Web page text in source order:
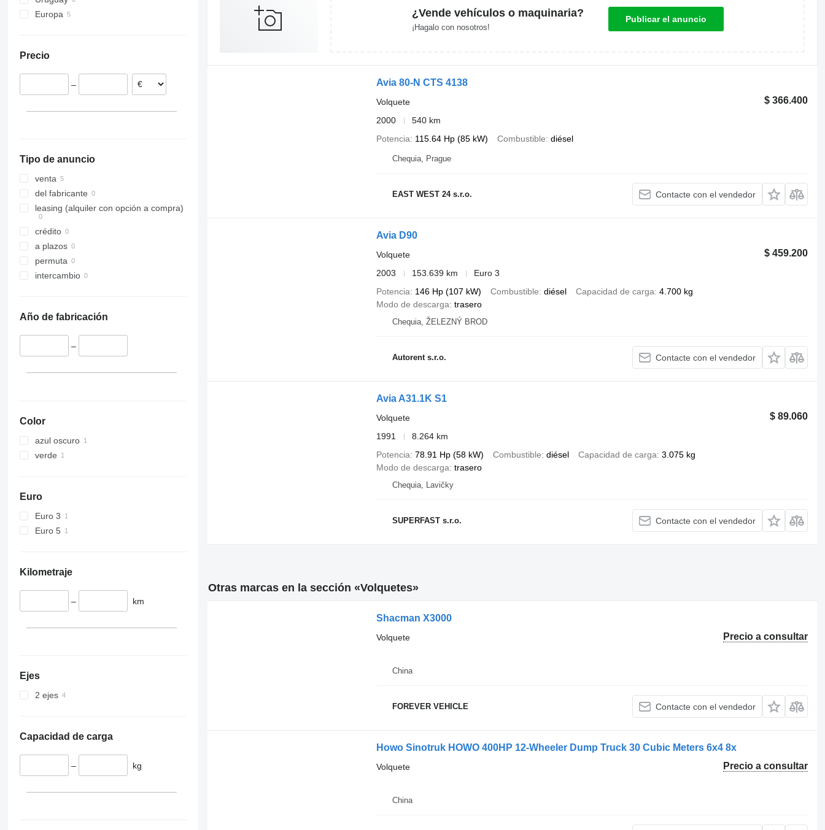
Terberg
Europa
Precio
–
Tipo de anuncio
venta
del fabricante
leasing (alquiler con opción a compra)
crédito
a plazos
permuta
intercambio
Año de fabricación
–
Color
azul oscuro
verde
Euro
Euro 3
Euro 5
Kilometraje
– km
Ejes
2 ejes
Capacidad de carga
– kg
¿Vende vehículos o maquinaria?
¡Hagalo con nosotros!
Publicar el anuncio
Avia 80-N CTS 4138
$ 366.400
Volquete
2000
540 km
Potencia
115.64 Hp (85 kW) Combustible diésel
Chequia, Prague
EAST WEST 24 s.r.o. Contacte con el vendedor
Avia D90
$ 459.200
Volquete
2003
153.639 km
Euro 3
Potencia
146 Hp (107 kW) Combustible diésel Capacidad de carga 4.700 kg
Modo de descarga trasero
Chequia, ŽELEZNÝ BROD
Autorent s.r.o. Contacte con el vendedor
Avia A31.1K S1
$ 89.060
Volquete
1991
8.264 km
Potencia 78.91 Hp (58 kW) Combustible diésel Capacidad de carga 3.075 kg
Modo de descarga trasero
Chequia, Lavičky
SUPERFAST s.r.o. Contacte con el vendedor
Otras marcas en la sección «Volquetes»
Shacman X3000
Precio a consultar
Volquete
China
FOREVER VEHICLE Contacte con el vendedor
Howo Sinotruk HOWO 400HP 12-Wheeler Dump Truck 30 Cubic Meters 6x4 8x
Precio a consultar
Volquete
China